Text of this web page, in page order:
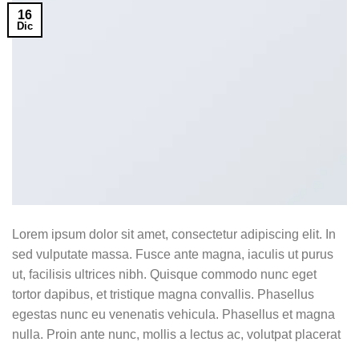
16
Dic
Lorem ipsum dolor sit amet, consectetur adipiscing elit. In
sed vulputate massa. Fusce ante magna, iaculis ut purus
ut, facilisis ultrices nibh. Quisque commodo nunc eget
tortor dapibus, et tristique magna convallis. Phasellus
egestas nunc eu venenatis vehicula. Phasellus et magna
nulla. Proin ante nunc, mollis a lectus ac, volutpat placerat